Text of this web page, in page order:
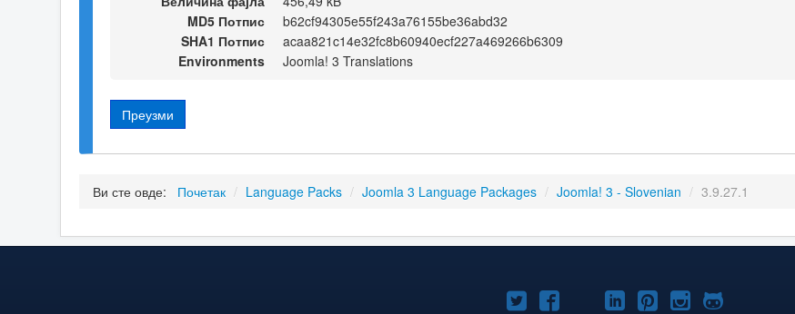
MD5 Потпис
b62cf94305e55f243a76155be36abd32
SHA1 Потпис
acaa821c14e32fc8b60940ecf227a469266b6309
Environments
Joomla! 3 Translations
Преузми
Ви сте овде: Почетак / Language Packs / Joomla 3 Language Packages / Joomla! 3 - Slovenian / 3.9.27.1
Joomla!Joomla!Joomla!
Joomla!Joomla!
Joomla!Joomla!